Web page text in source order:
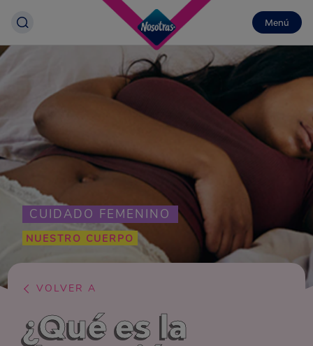
Menú
CUIDADO FEMENINO
NUESTRO CUERPO
VOLVER A
¿Qué es la